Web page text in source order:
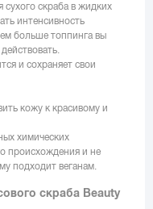
сухого скраба в жидких
интенсивность
больше топпинга вы
и сохраняет свои
кожу к красивому и
химических
происхождения и не
подходит веганам.
скраба Beauty